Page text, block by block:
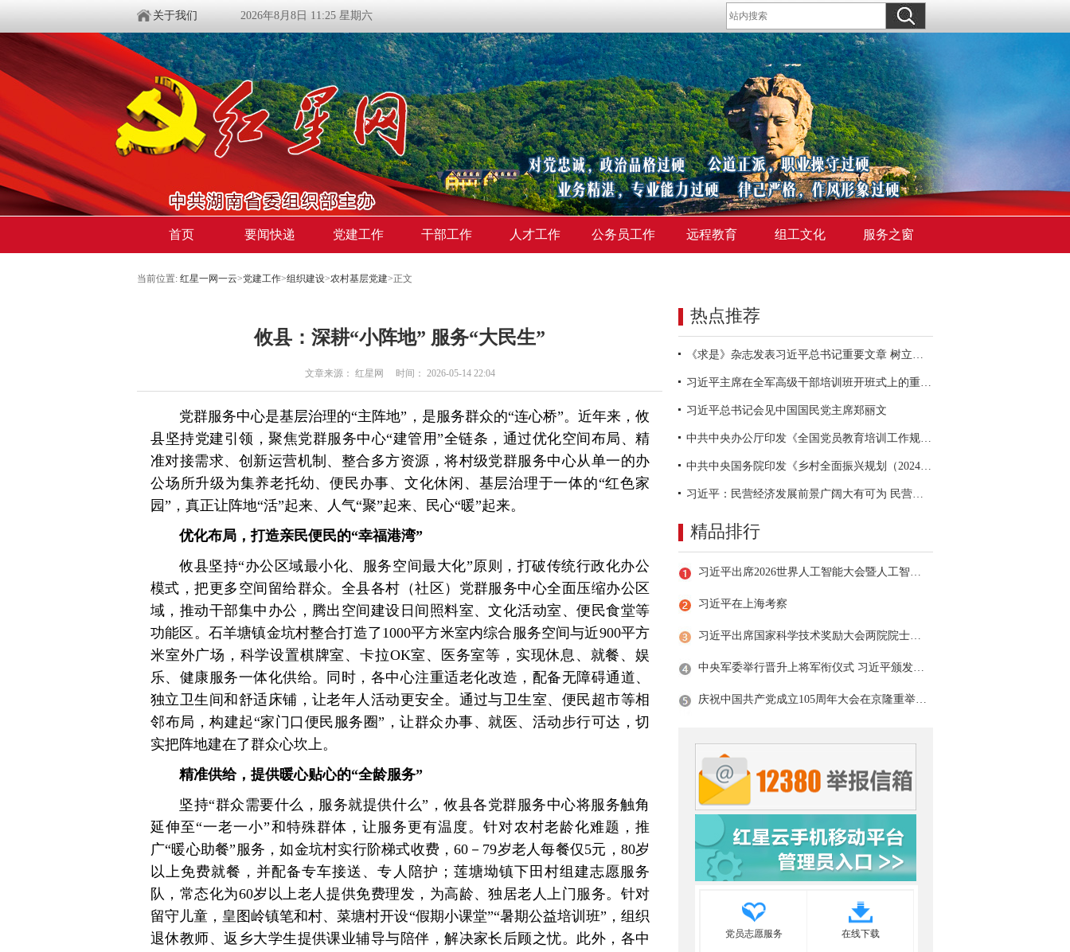
关于我们 2026年8月8日 11:25 星期六
首页 要闻快递 党建工作 干部工作 人才工作 公务员工作 远程教育 组工文化 服务之窗
当前位置: 红星一网一云>党建工作>组织建设>农村基层党建>正文
​攸县：深耕“小阵地” 服务“大民生”
文章来源： 红星网 时间： 2026-05-14 22:04
党群服务中心是基层治理的“主阵地”，是服务群众的“连心桥”。近年来，攸
县坚持党建引领，聚焦党群服务中心“建管用”全链条，通过优化空间布局、精
准对接需求、创新运营机制、整合多方资源，将村级党群服务中心从单一的办
公场所升级为集养老托幼、便民办事、文化休闲、基层治理于一体的“红色家
园”，真正让阵地“活”起来、人气“聚”起来、民心“暖”起来。
优化布局，打造亲民便民的“幸福港湾”
攸县坚持“办公区域最小化、服务空间最大化”原则，打破传统行政化办公
模式，把更多空间留给群众。全县各村（社区）党群服务中心全面压缩办公区
域，推动干部集中办公，腾出空间建设日间照料室、文化活动室、便民食堂等
功能区。石羊塘镇金坑村整合打造了1000平方米室内综合服务空间与近900平方
米室外广场，科学设置棋牌室、卡拉OK室、医务室等，实现休息、就餐、娱
乐、健康服务一体化供给。同时，各中心注重适老化改造，配备无障碍通道、
独立卫生间和舒适床铺，让老年人活动更安全。通过与卫生室、便民超市等相
邻布局，构建起“家门口便民服务圈”，让群众办事、就医、活动步行可达，切
实把阵地建在了群众心坎上。
精准供给，提供暖心贴心的“全龄服务”
坚持“群众需要什么，服务就提供什么”，攸县各党群服务中心将服务触角
延伸至“一老一小”和特殊群体，让服务更有温度。针对农村老龄化难题，推
广“暖心助餐”服务，如金坑村实行阶梯式收费，60－79岁老人每餐仅5元，80岁
以上免费就餐，并配备专车接送、专人陪护；莲塘坳镇下田村组建志愿服务
队，常态化为60岁以上老人提供免费理发，为高龄、独居老人上门服务。针对
留守儿童，皇图岭镇笔和村、菜塘村开设“假期小课堂”“暑期公益培训班”，组织
退休教师、返乡大学生提供课业辅导与陪伴，解决家长后顾之忧。此外，各中
热点推荐
《求是》杂志发表习近平总书记重要文章 树立和践行正确政绩观
习近平主席在全军高级干部培训班开班式上的重要讲话引领全军开展思想整风、深化政治整训
习近平总书记会见中国国民党主席郑丽文
中共中央办公厅印发《全国党员教育培训工作规划（2024－2028年）》
中共中央国务院印发《乡村全面振兴规划（2024—2027年）》
习近平：民营经济发展前景广阔大有可为 民营企业和民营企业家大显身手正当其时
精品排行
习近平出席2026世界人工智能大会暨人工智能全球治理高级别会议开幕式并发表主旨讲话
习近平在上海考察
习近平出席国家科学技术奖励大会两院院士大会中国科协第十一次全国代表大会并发表重要讲话
中央军委举行晋升上将军衔仪式 习近平颁发命令状并向晋衔的军官表示祝贺
庆祝中国共产党成立105周年大会在京隆重举行 习近平发表重要讲话
党员志愿服务 在线下载